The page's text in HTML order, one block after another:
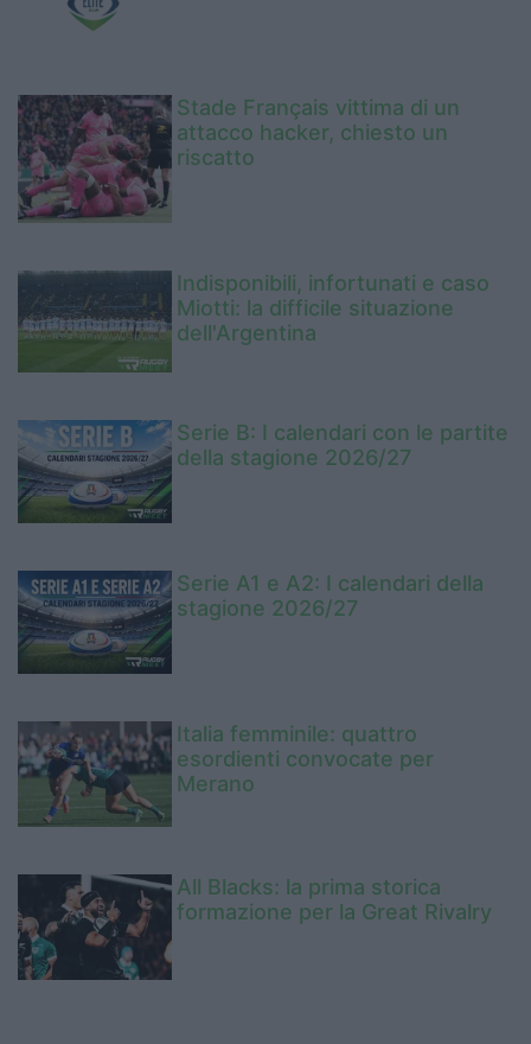
Stade Français vittima di un
attacco hacker, chiesto un
riscatto
Indisponibili, infortunati e caso
Miotti: la difficile situazione
dell'Argentina
Serie B: I calendari con le partite
della stagione 2026/27
Serie A1 e A2: I calendari della
stagione 2026/27
Italia femminile: quattro
esordienti convocate per
Merano
All Blacks: la prima storica
formazione per la Great Rivalry